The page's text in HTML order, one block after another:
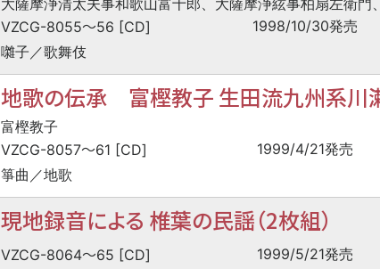
大薩摩浄清太夫事和歌山富十郎、大薩摩浄絃事柏扇左衛門
VZCG-8055〜56 [CD] 1998/10/30発売
囃子／歌舞伎
地歌の伝承 富樫教子 生田流九州系川瀬
富樫教子
VZCG-8057〜61 [CD] 1999/4/21発売
箏曲／地歌
現地録音による 椎葉の民謡（2枚組）
VZCG-8064〜65 [CD] 1999/5/21発売